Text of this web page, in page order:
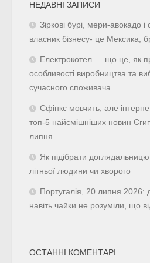
НЕДАВНІ ЗАПИСИ
Зіркові бурі, мери-авокадо і
власник бізнесу- це Мексика,
Електрокотел — що це, як
особливості виробництва та
сучасного споживача
Сфінкс мовчить, але
топ-5 найсмішніших новин
липня
Як підібрати
літньої людини чи хворого
Португалія, 20 липня 2026:
навіть чайки не розуміли, що
ОСТАННІ КОМЕНТАРІ